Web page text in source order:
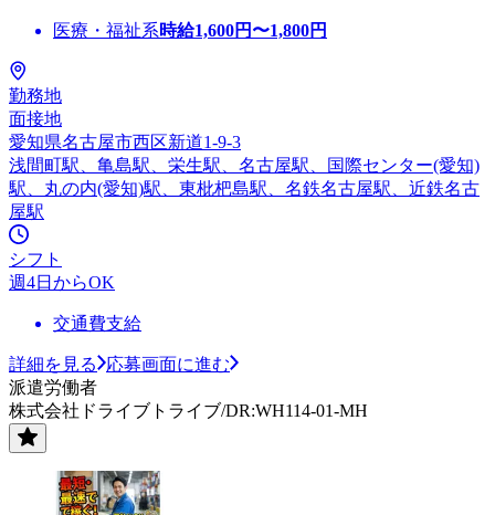
医療・福祉系時給1,600円〜1,800円
勤務地
面接地
愛知県名古屋市西区新道1-9-3
浅間町駅、亀島駅、栄生駅、名古屋駅、国際センター(愛知)
駅、丸の内(愛知)駅、東枇杷島駅、名鉄名古屋駅、近鉄名古
屋駅
シフト
週4日からOK
交通費支給
詳細を見る
応募画面に進む
派遣労働者
株式会社ドライブトライブ/DR:WH114-01-MH